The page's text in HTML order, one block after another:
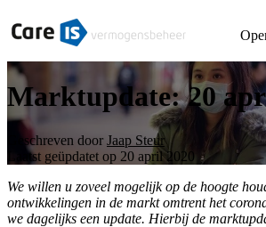
Marktupdate: 20
Geschreven door Jaap Steur
Laatst geüpdatet op 20 april 2020
We willen u zoveel mogelijk op de hoogte
ontwikkelingen in de markt omtrent het
we dagelijks een update. Hierbij de